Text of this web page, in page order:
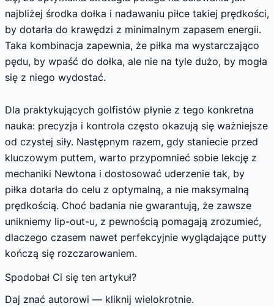
najbliżej środka dołka i nadawaniu piłce takiej prędkości,
by dotarła do krawędzi z minimalnym zapasem energii.
Taka kombinacja zapewnia, że piłka ma wystarczająco
pędu, by wpaść do dołka, ale nie na tyle dużo, by mogła
się z niego wydostać.
Dla praktykujących golfistów płynie z tego konkretna
nauka: precyzja i kontrola często okazują się ważniejsze
od czystej siły. Następnym razem, gdy staniecie przed
kluczowym puttem, warto przypomnieć sobie lekcję z
mechaniki Newtona i dostosować uderzenie tak, by
piłka dotarła do celu z optymalną, a nie maksymalną
prędkością. Choć badania nie gwarantują, że zawsze
unikniemy lip-out-u, z pewnością pomagają zrozumieć,
dlaczego czasem nawet perfekcyjnie wyglądające putty
kończą się rozczarowaniem.
Spodobał Ci się ten artykuł?
Daj znać autorowi — kliknij wielokrotnie.